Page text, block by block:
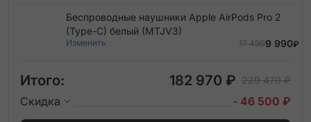
Беспроводные наушники Apple AirPods Pro 2
(Type-C) белый (MTJV3)
Изменить 9 990₽
17 490
Итого: 182 970 ₽ 229 470 ₽
Скидка - 46 500 ₽